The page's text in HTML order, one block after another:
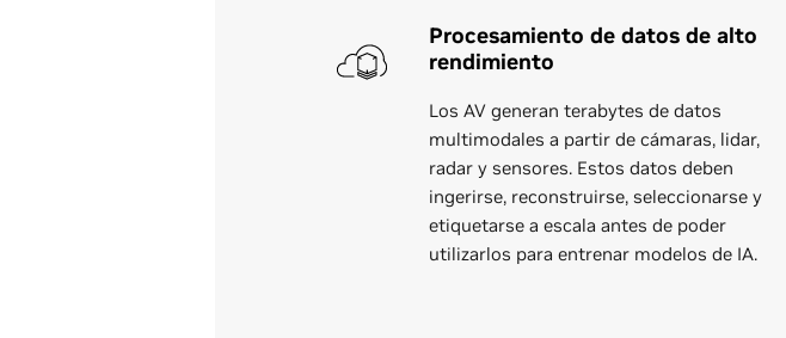
Procesamiento de datos de alto
rendimiento
Los AV generan terabytes de datos
multimodales a partir de cámaras, lidar,
radar y sensores. Estos datos deben
ingerirse, reconstruirse, seleccionarse y
etiquetarse a escala antes de poder
utilizarlos para entrenar modelos de IA.